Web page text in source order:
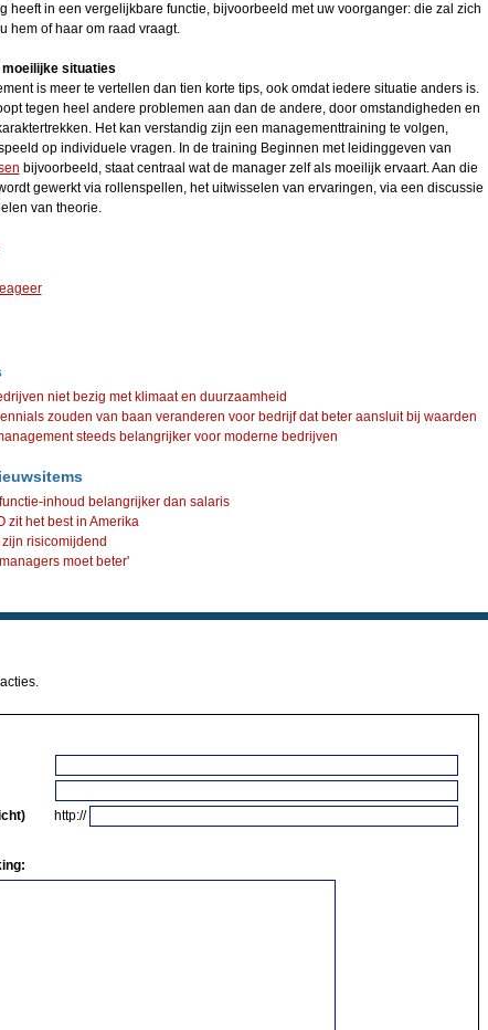
heeft in een vergelijkbare functie, bijvoorbeeld met uw voorganger: die zal zich
hem of haar om raad vraagt.
moeilijke situaties
is meer te vertellen dan tien korte tips, ook omdat iedere situatie anders is.
tegen heel andere problemen aan dan de andere, door omstandigheden en
Het kan verstandig zijn een managementtraining te volgen,
op individuele vragen. In de training Beginnen met leidinggeven van
bijvoorbeeld, staat centraal wat de manager zelf als moeilijk ervaart. Aan die
gewerkt via rollenspellen, het uitwisselen van ervaringen, via een discussie
van theorie.
niet bezig met klimaat en duurzaamheid
zouden van baan veranderen voor bedrijf dat beter aansluit bij waarden
steeds belangrijker voor moderne bedrijven
inhoud belangrijker dan salaris
zit het best in Amerika
risicomijdend
moet beter'
http://